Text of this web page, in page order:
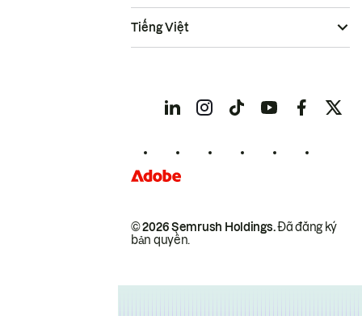
© 2026 Semrush Holdings.Đã đăng ký
bản quyền.
Tiếng Việt